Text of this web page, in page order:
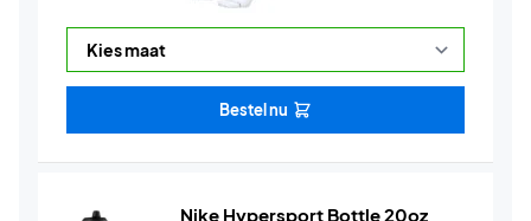
Bestel nu
Nike Hypersport Bottle 20oz